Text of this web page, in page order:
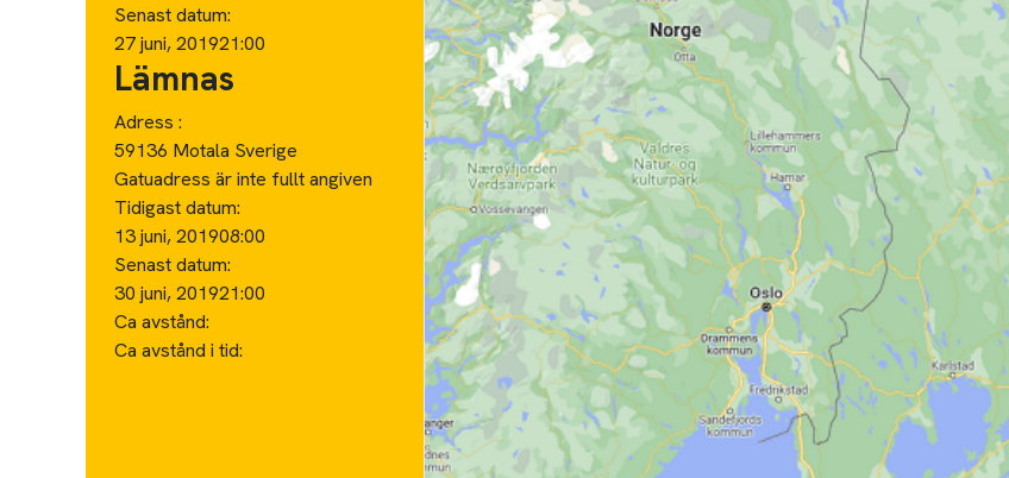
Senast datum:
27 juni, 201921:00
Lämnas
Adress :
59136 Motala Sverige
Gatuadress är inte fullt angiven
Tidigast datum:
13 juni, 201908:00
Senast datum:
30 juni, 201921:00
Ca avstånd:
Ca avstånd i tid: